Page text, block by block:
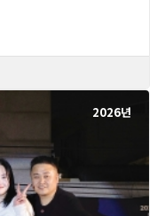
2026년